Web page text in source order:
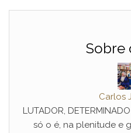
Sobre
Carlos
LUTADOR,
só o é, na plenitude e